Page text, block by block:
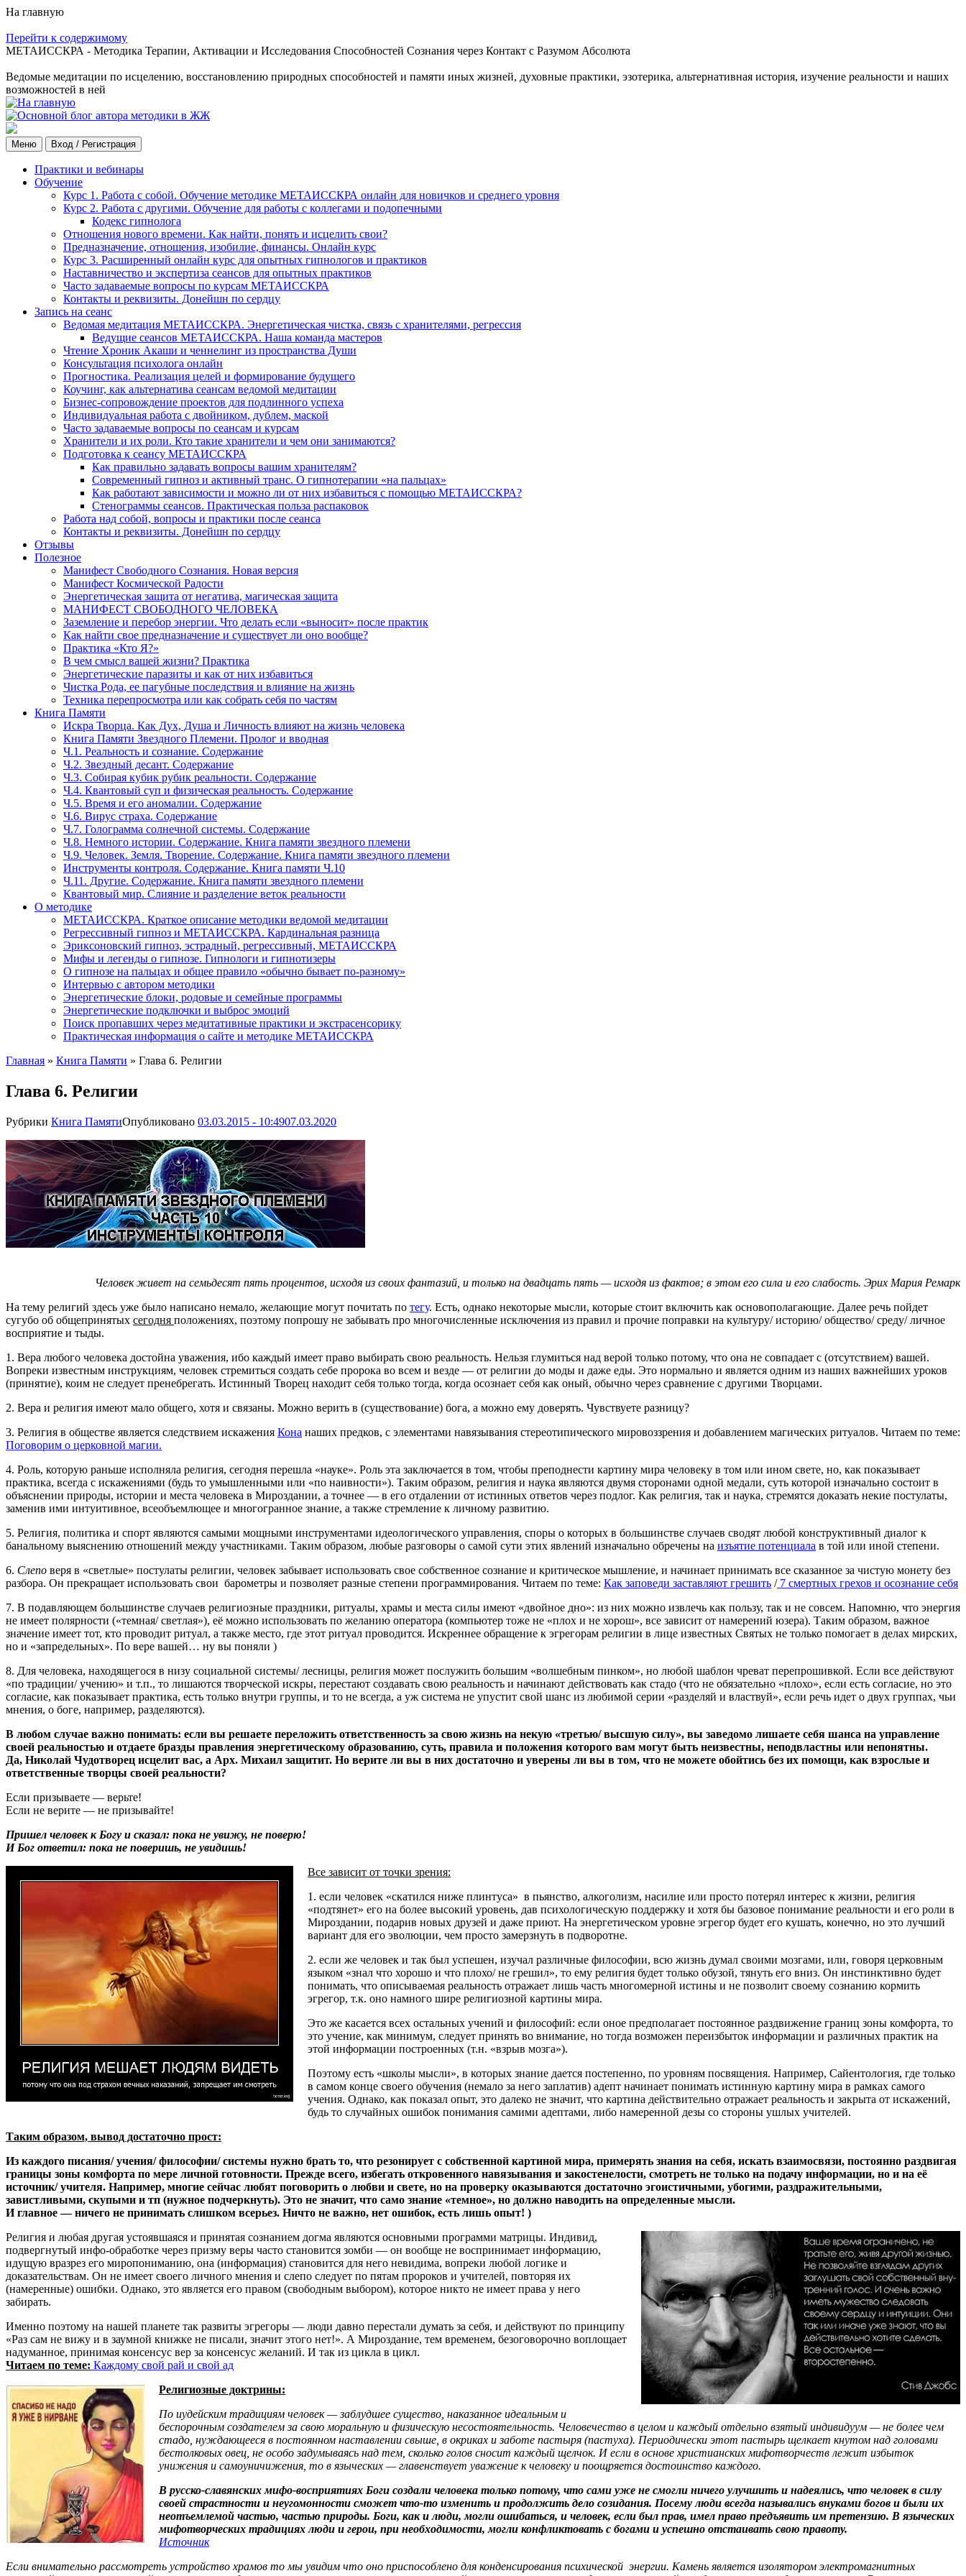
На главную
Перейти к содержимому
МЕТАИССКРА - Методика Терапии, Активации и Исследования Способностей Сознания через Контакт с Разумом Абсолюта
Ведомые медитации по исцелению, восстановлению природных способностей и памяти иных жизней, духовные практики, эзотерика, альтернативная история, изучение реальности и наших
возможностей в ней
Меню Вход / Регистрация
Практики и вебинары
Обучение
Курс 1. Работа с собой. Обучение методике МЕТАИССКРА онлайн для новичков и среднего уровня
Курс 2. Работа с другими. Обучение для работы с коллегами и подопечными
Кодекс гипнолога
Отношения нового времени. Как найти, понять и исцелить свои?
Предназначение, отношения, изобилие, финансы. Онлайн курс
Курс 3. Расширенный онлайн курс для опытных гипнологов и практиков
Наставничество и экспертиза сеансов для опытных практиков
Часто задаваемые вопросы по курсам МЕТАИССКРА
Контакты и реквизиты. Донейшн по сердцу
Запись на сеанс
Ведомая медитация МЕТАИССКРА. Энергетическая чистка, связь с хранителями, регрессия
Ведущие сеансов МЕТАИССКРА. Наша команда мастеров
Чтение Хроник Акаши и ченнелинг из пространства Души
Консультация психолога онлайн
Прогностика. Реализация целей и формирование будущего
Коучинг, как альтернатива сеансам ведомой медитации
Бизнес-сопровождение проектов для подлинного успеха
Индивидуальная работа с двойником, дублем, маской
Часто задаваемые вопросы по сеансам и курсам
Хранители и их роли. Кто такие хранители и чем они занимаются?
Подготовка к сеансу МЕТАИССКРА
Как правильно задавать вопросы вашим хранителям?
Современный гипноз и активный транс. О гипнотерапии «на пальцах»
Как работают зависимости и можно ли от них избавиться с помощью МЕТАИССКРА?
Стенограммы сеансов. Практическая польза распаковок
Работа над собой, вопросы и практики после сеанса
Контакты и реквизиты. Донейшн по сердцу
Отзывы
Полезное
Манифест Свободного Сознания. Новая версия
Манифест Космической Радости
Энергетическая защита от негатива, магическая защита
МАНИФЕСТ СВОБОДНОГО ЧЕЛОВЕКА
Заземление и перебор энергии. Что делать если «выносит» после практик
Как найти свое предназначение и существует ли оно вообще?
Практика «Кто Я?»
В чем смысл вашей жизни? Практика
Энергетические паразиты и как от них избавиться
Чистка Рода, ее пагубные последствия и влияние на жизнь
Техника перепросмотра или как собрать себя по частям
Книга Памяти
Искра Творца. Как Дух, Душа и Личность влияют на жизнь человека
Книга Памяти Звездного Племени. Пролог и вводная
Ч.1. Реальность и сознание. Содержание
Ч.2. Звездный десант. Содержание
Ч.3. Собирая кубик рубик реальности. Содержание
Ч.4. Квантовый суп и физическая реальность. Содержание
Ч.5. Время и его аномалии. Содержание
Ч.6. Вирус страха. Содержание
Ч.7. Голограмма солнечной системы. Содержание
Ч.8. Немного истории. Содержание. Книга памяти звездного племени
Ч.9. Человек. Земля. Творение. Содержание. Книга памяти звездного племени
Инструменты контроля. Содержание. Книга памяти Ч.10
Ч.11. Другие. Содержание. Книга памяти звездного племени
Квантовый мир. Слияние и разделение веток реальности
О методике
МЕТАИССКРА. Краткое описание методики ведомой медитации
Регрессивный гипноз и МЕТАИССКРА. Кардинальная разница
Эриксоновский гипноз, эстрадный, регрессивный, МЕТАИССКРА
Мифы и легенды о гипнозе. Гипнологи и гипнотизеры
О гипнозе на пальцах и общее правило «обычно бывает по-разному»
Интервью с автором методики
Энергетические блоки, родовые и семейные программы
Энергетические подключки и выброс эмоций
Поиск пропавших через медитативные практики и экстрасенсорику
Практическая информация о сайте и методике МЕТАИССКРА
Главная » Книга Памяти » Глава 6. Религии
Глава 6. Религии
Рубрики Книга ПамятиОпубликовано 03.03.2015 - 10:4907.03.2020
Человек живет на семьдесят пять процентов, исходя из своих фантазий, и только на двадцать пять — исходя из фактов; в этом его сила и его слабость. Эрих Мария Ремарк
На тему религий здесь уже было написано немало, желающие могут почитать по тегу. Есть, однако некоторые мысли, которые стоит включить как основополагающие. Далее речь пойдет
сугубо об общепринятых сегодня положениях, поэтому попрошу не забывать про многочисленные исключения из правил и прочие поправки на культуру/ историю/ общество/ среду/ личное
восприятие и тыды.
1. Вера любого человека достойна уважения, ибо каждый имеет право выбирать свою реальность. Нельзя глумиться над верой только потому, что она не совпадает с (отсутствием) вашей.
Вопреки известным инструкциям, человек стремиться создать себе пророка во всем и везде — от религии до моды и даже еды. Это нормально и является одним из наших важнейших уроков
(принятие), коим не следует пренебрегать. Истинный Творец находит себя только тогда, когда осознает себя как оный, обычно через сравнение с другими Творцами.
2. Вера и религия имеют мало общего, хотя и связаны. Можно верить в (существование) бога, а можно ему доверять. Чувствуете разницу?
3. Религия в обществе является следствием искажения Кона наших предков, с элементами навязывания стереотипического мировоззрения и добавлением магических ритуалов. Читаем по теме:
Поговорим о церковной магии.
4. Роль, которую раньше исполняла религия, сегодня перешла «науке». Роль эта заключается в том, чтобы преподнести картину мира человеку в том или ином свете, но, как показывает
практика, всегда с искажениями (будь то умышленными или «по наивности»). Таким образом, религия и наука являются двумя сторонами одной медали, суть которой изначально состоит в
объяснении природы, истории и места человека в Мироздании, а точнее — в его отдалении от истинных ответов через подлог. Как религия, так и наука, стремятся доказать некие постулаты,
заменив ими интуитивное, всеобъемлющее и многогранное знание, а также стремление к личному развитию.
5. Религия, политика и спорт являются самыми мощными инструментами идеологического управления, споры о которых в большинстве случаев сводят любой конструктивный диалог к
банальному выяснению отношений между участниками. Таким образом, любые разговоры о самой сути этих явлений изначально обречены на изъятие потенциала в той или иной степени.
6. Слепо веря в «светлые» постулаты религии, человек забывает использовать свое собственное сознание и критическое мышление, и начинает принимать все сказанное за чистую монету без
разбора. Он прекращает использовать свои барометры и позволяет разные степени программирования. Читаем по теме: Как заповеди заставляют грешить /7 смертных грехов и осознание себя
7. В подавляющем большинстве случаев религиозные праздники, ритуалы, храмы и места силы имеют «двойное дно»: из них можно извлечь как пользу, так и не совсем. Напомню, что энергия
не имеет полярности («темная/ светлая»), её можно использовать по желанию оператора (компьютер тоже не «плох и не хорош», все зависит от намерений юзера). Таким образом, важное
значение имеет тот, кто проводит ритуал, а также место, где этот ритуал проводится. Искреннее обращение к эгрегорам религии в лице известных Святых не только помогает в делах мирских,
но и «запредельных». По вере вашей… ну вы поняли )
8. Для человека, находящегося в низу социальной системы/ лесницы, религия может послужить большим «волшебным пинком», но любой шаблон чреват перепрошивкой. Если все действуют
«по традиции/ учению» и т.п., то лишаются творческой искры, перестают создавать свою реальность и начинают действовать как стадо (что не обязательно «плохо», если есть согласие, но это
согласие, как показывает практика, есть только внутри группы, и то не всегда, а уж система не упустит свой шанс из любимой серии «разделяй и властвуй», если речь идет о двух группах, чьи
мнения, о боге, например, разделяются).
В любом случае важно понимать: если вы решаете переложить ответственность за свою жизнь на некую «третью/ высшую силу», вы заведомо лишаете себя шанса на управление
своей реальностью и отдаете бразды правления энергетическому образованию, суть, правила и положения которого вам могут быть неизвестны, неподвластны или непонятны.
Да, Николай Чудотворец исцелит вас, а Арх. Михаил защитит. Но верите ли вы в них достаточно и уверены ли вы в том, что не можете обойтись без их помощи, как взрослые и
ответственные творцы своей реальности?
Если призываете — верьте!
Если не верите — не призывайте!
Пришел человек к Богу и сказал: пока не увижу, не поверю!
И Бог ответил: пока не поверишь, не увидишь!
Все зависит от точки зрения:
1. если человек «скатился ниже плинтуса» в пьянство, алкоголизм, насилие или просто потерял интерес к жизни, религия
«подтянет» его на более высокий уровень, дав психологическую поддержку и хотя бы базовое понимание реальности и его роли в
Мироздании, подарив новых друзей и даже приют. На энергетическом уровне эгрегор будет его кушать, конечно, но это лучший
вариант для его эволюции, чем просто замерзнуть в подворотне.
2. если же человек и так был успешен, изучал различные философии, всю жизнь думал своими мозгами, или, говоря церковным
языком «знал что хорошо и что плохо/ не грешил», то ему религия будет только обузой, тянуть его вниз. Он инстинктивно будет
понимать, что описываемая реальность отражает лишь часть многомерной истины и не позволит своему сознанию кормить
эгрегор, т.к. оно намного шире религиозной картины мира.
Это же касается всех остальных учений и философий: если оное предполагает постоянное раздвижение границ зоны комфорта, то
это учение, как минимум, следует принять во внимание, но тогда возможен переизбыток информации и различных практик на
этой информации построенных (т.н. «взрыв мозга»).
Поэтому есть «школы мысли», в которых знание дается постепенно, по уровням посвящения. Например, Сайентология, где только
в самом конце своего обучения (немало за него заплатив) адепт начинает понимать истинную картину мира в рамках самого
учения. Однако, как показал опыт, это далеко не значит, что картина действительно отражает реальность и закрыта от искажений,
будь то случайных ошибок понимания самими адептами, либо намеренной дезы со стороны ушлых учителей.
Таким образом, вывод достаточно прост:
Из каждого писания/ учения/ философии/ системы нужно брать то, что резонирует с собственной картиной мира, примерять знания на себя, искать взаимосвязи, постоянно раздвигая
границы зоны комфорта по мере личной готовности. Прежде всего, избегать откровенного навязывания и закостенелости, смотреть не только на подачу информации, но и на её
источник/ учителя. Например, многие сейчас любят поговорить о любви и свете, но на проверку оказываются достаточно эгоистичными, убогими, раздражительными,
завистливыми, скупыми и тп (нужное подчеркнуть). Это не значит, что само знание «темное», но должно наводить на определенные мысли.
И главное — ничего не принимать слишком всерьез. Ничто не важно, нет ошибок, есть лишь опыт! )
Религия и любая другая устоявшаяся и принятая сознанием догма являются основными программи матрицы. Индивид,
подвергнутый инфо-обработке через призму веры часто становится зомби — он вообще не воспринимает информацию,
идущую вразрез его миропониманию, она (информация) становится для него невидима, вопреки любой логике и
доказательствам. Он не имеет своего личного мнения и слепо следует по пятам пророков и учителей, повторяя их
(намеренные) ошибки. Однако, это является его правом (свободным выбором), которое никто не имеет права у него
забирать.
Именно поэтому на нашей планете так развиты эгрегоры — люди давно перестали думать за себя, и действуют по принципу
«Раз сам не вижу и в заумной книжке не писали, значит этого нет!». А Мироздание, тем временем, безоговорочно воплощает
надуманное, принимая консенсус вер за консенсус желаний. И так из цикла в цикл.
Читаем по теме: Каждому свой рай и свой ад
Религиозные доктрины:
По иудейским традициям человек — заблудшее существо, наказанное идеальным и
беспорочным создателем за свою моральную и физическую несостоятельность. Человечество в целом и каждый отдельно взятый индивидуум — не более чем
стадо, нуждающееся в постоянном наставлении свыше, в окриках и заботе пастыря (пастуха). Периодически этот пастырь щелкает кнутом над головами
бестолковых овец, не особо задумываясь над тем, сколько голов сносит каждый щелчок. И если в основе христианских мифотворчеств лежит избыток
унижения и самоуничижения, то в языческих — главенствует уважение к человеку и поощряется достоинство каждого.
В русско-славянских мифо-восприятиях Боги создали человека только потому, что сами уже не смогли ничего улучшить и надеялись, что человек в силу
своей страстности и неугомонности сможет что-то изменить и продолжить дело созидания. Посему люди всегда назывались внуками богов и были их
неотъемлемой частью, частью природы. Боги, как и люди, могли ошибаться, и человек, если был прав, имел право предъявить им претензию. В языческих
мифотворческих традициях люди и герои, при необходимости, могли конфликтовать с богами и успешно отстаивать свою правоту.
Источник
Если внимательно рассмотреть устройство храмов то мы увидим что оно приспособлено для конденсирования психической энергии. Камень является изолятором электромагнитных